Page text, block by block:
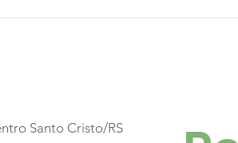
Santo Cristo/RS